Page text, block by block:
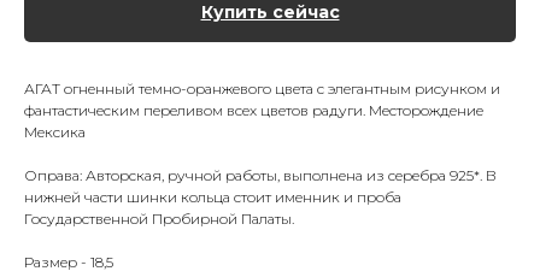
Купить сейчас
АГАТ огненный темно-оранжевого цвета с элегантным рисунком и
фантастическим переливом всех цветов радуги. Месторождение
Мексика
Оправа: Авторская, ручной работы, выполнена из серебра 925*. В
нижней части шинки кольца стоит именник и проба
Государственной Пробирной Палаты.
Размер - 18,5